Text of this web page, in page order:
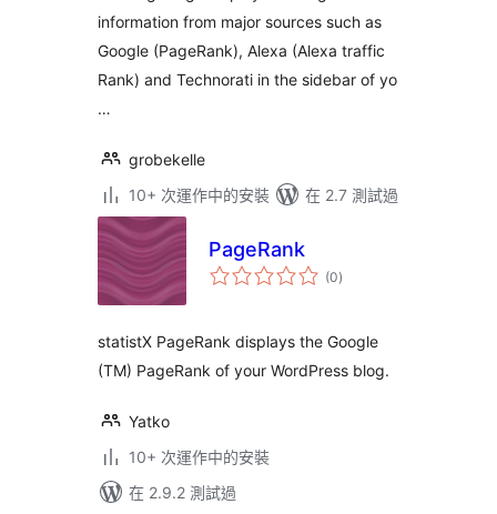
information from major sources such as
Google (PageRank), Alexa (Alexa traffic
Rank) and Technorati in the sidebar of yo
…
grobekelle
10+ 次運作中的安裝
在 2.7 測試過
PageRank
(0總
評)
statistX PageRank displays the Google
(TM) PageRank of your WordPress blog.
Yatko
10+ 次運作中的安裝
在 2.9.2 測試過